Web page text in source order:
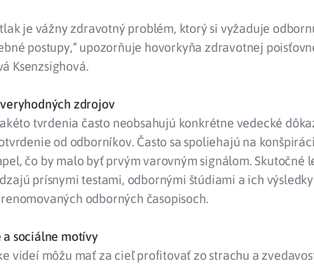
je vážny zdravotný problém, ktorý si vyžaduje
postupy,“ upozorňuje hovorkyňa zdravotnej
Ksenzsighová.
zdrojov
tvrdenia často neobsahujú konkrétne vedecké
od odborníkov. Často sa spoliehajú na
čo by malo byť prvým varovným signálom. Skutočné
prísnymi testami, odbornými štúdiami a ich výsledky
odborných časopisoch.
a sociálne motívy
videí môžu mať za cieľ profitovať zo strachu a